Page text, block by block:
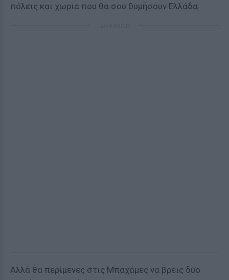
πόλεις και χωριά που θα σου θυμήσουν Ελλάδα.
Αλλά θα περίμενες στις Μπαχάμες να βρεις δύο